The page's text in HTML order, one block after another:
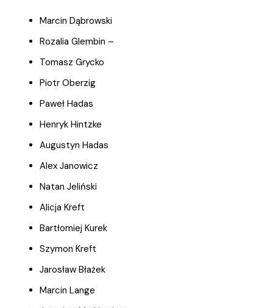
Marcin Dąbrowski
Rozalia Glembin –
Tomasz Grycko
Piotr Oberzig
Paweł Hadas
Henryk Hintzke
Augustyn Hadas
Alex Janowicz
Natan Jeliński
Alicja Kreft
Bartłomiej Kurek
Szymon Kreft
Jarosław Błażek
Marcin Lange